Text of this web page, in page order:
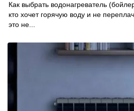
Как выбрать водонагреватель
кто хочет горячую воду и не
это не...